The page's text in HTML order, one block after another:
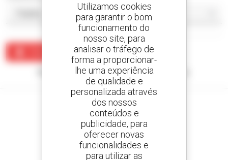
Criar um alerta
Nenhum resultado corresponde à sua pesquisa.
Crie os seus alertas
e receba anúncios de equipamentos usados
Utilizamos cookies
para garantir o bom
funcionamento do
nosso site, para
analisar o tráfego de
forma a proporcionar-
lhe uma experiência
de qualidade e
personalizada através
dos nossos
conteúdos e
publicidade, para
oferecer novas
funcionalidades e
para utilizar as